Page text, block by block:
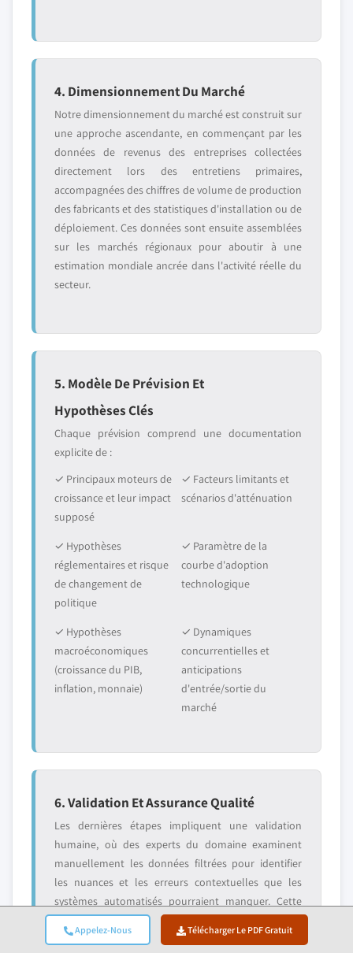
Appelez-Nous Télécharger Le PDF Gratuit
4. Dimensionnement Du Marché
Notre dimensionnement du marché est construit sur
une approche ascendante, en commençant par les
données de revenus des entreprises collectées
directement lors des entretiens primaires,
accompagnées des chiffres de volume de production
des fabricants et des statistiques d'installation ou de
déploiement. Ces données sont ensuite assemblées
sur les marchés régionaux pour aboutir à une
estimation mondiale ancrée dans l'activité réelle du
secteur.
5. Modèle De Prévision Et
Hypothèses Clés
Chaque prévision comprend une documentation
explicite de :
✓ Principaux moteurs de
croissance et leur impact
supposé
✓ Facteurs limitants et
scénarios d'atténuation
✓ Hypothèses
réglementaires et risque
de changement de
politique
✓ Paramètre de la
courbe d'adoption
technologique
✓ Hypothèses
macroéconomiques
(croissance du PIB,
inflation, monnaie)
✓ Dynamiques
concurrentielles et
anticipations
d'entrée/sortie du
marché
6. Validation Et Assurance Qualité
Les dernières étapes impliquent une validation
humaine, où des experts du domaine examinent
manuellement les données filtrées pour identifier
les nuances et les erreurs contextuelles que les
systèmes automatisés pourraient manquer. Cette
revue par des experts ajoute une couche critique
d'assurance qualité, garantissant que les données